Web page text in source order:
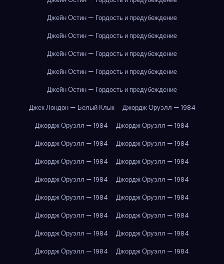
Джейн Остин — Гордость и предубеждение
Джейн Остин — Гордость и предубеждение
Джейн Остин — Гордость и предубеждение
Джейн Остин — Гордость и предубеждение
Джейн Остин — Гордость и предубеждение
Джек Лондон — Белый Клык
Джордж Оруэлл — 1984
Джордж Оруэлл — 1984
Джордж Оруэлл — 1984
Джордж Оруэлл — 1984
Джордж Оруэлл — 1984
Джордж Оруэлл — 1984
Джордж Оруэлл — 1984
Джордж Оруэлл — 1984
Джордж Оруэлл — 1984
Джордж Оруэлл — 1984
Джордж Оруэлл — 1984
Джордж Оруэлл — 1984
Джордж Оруэлл — 1984
Джордж Оруэлл — 1984
Джордж Оруэлл — 1984
Джордж Оруэлл — 1984
Джордж Оруэлл — 1984